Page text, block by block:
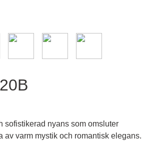
sofistikerad nyans som omsluter
av varm mystik och romantisk elegans.